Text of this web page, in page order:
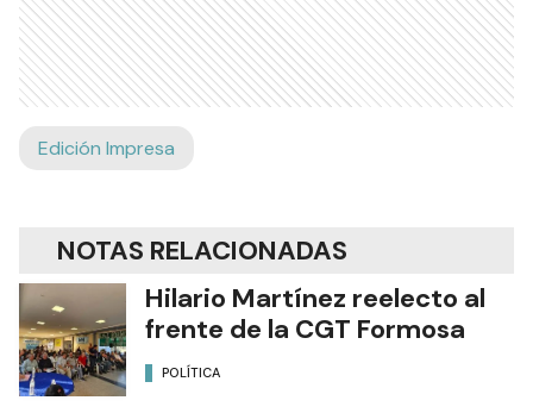
Edición Impresa
NOTAS RELACIONADAS
Hilario Martínez reelecto al
frente de la CGT Formosa
POLÍTICA